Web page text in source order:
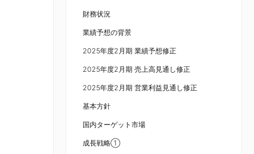
財務状況
業績予想の背景
2025年度2月期 業績予想修正
2025年度2月期 売上高見通し修正
2025年度2月期 営業利益見通し修正
基本方針
国内ターゲット市場
成長戦略①